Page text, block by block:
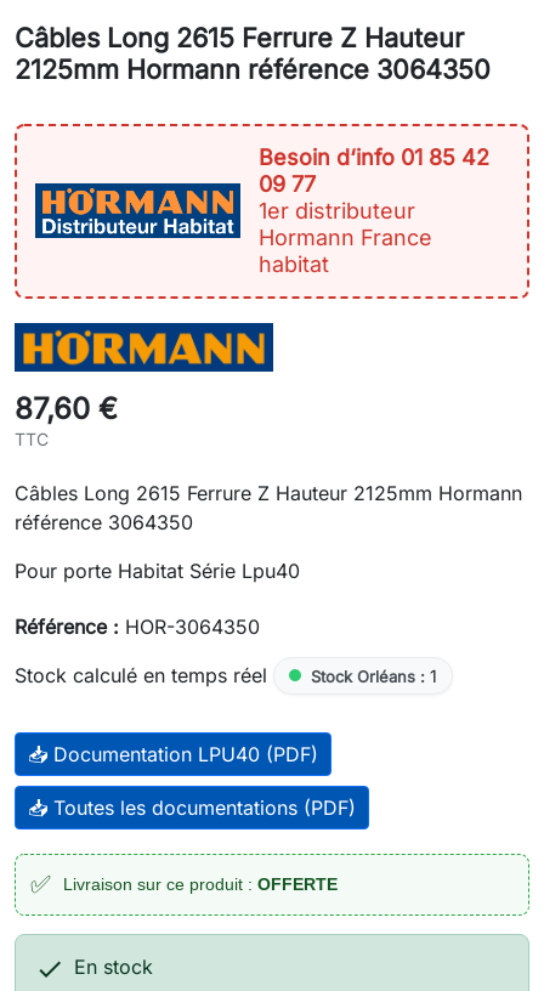
Câbles Long 2615 Ferrure Z Hauteur
2125mm Hormann référence 3064350
Besoin d‘info 01 85 42
09 77
1er distributeur
Hormann France
habitat
87,60 €
TTC
Câbles Long 2615 Ferrure Z Hauteur 2125mm Hormann
référence 3064350
Pour porte Habitat Série Lpu40
Référence : HOR-3064350
Stock calculé en temps réel
Stock Orléans : 1
📥 Documentation LPU40 (PDF)
📥 Toutes les documentations (PDF)
✅ Livraison sur ce produit : OFFERTE
 En stock